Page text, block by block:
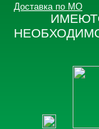
Доставка по МО